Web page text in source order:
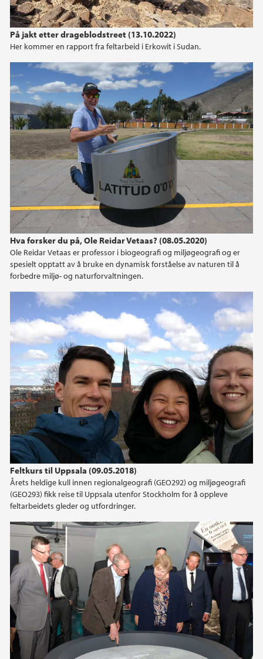
På jakt etter drageblodstreet (13.10.2022)
Her kommer en rapport fra feltarbeid i Erkowit i Sudan.
Hva forsker du på, Ole Reidar Vetaas? (08.05.2020)
Ole Reidar Vetaas er professor i biogeografi og miljøgeografi og er
spesielt opptatt av å bruke en dynamisk forståelse av naturen til å
forbedre miljø- og naturforvaltningen.
Feltkurs til Uppsala (09.05.2018)
Årets heldige kull innen regionalgeografi (GEO292) og miljøgeografi
(GEO293) fikk reise til Uppsala utenfor Stockholm for å oppleve
feltarbeidets gleder og utfordringer.